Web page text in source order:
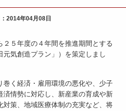
2014年04月08日
５年度の４年間を推進期間とする
気創造プラン」）を策定しまし
く経済・雇用環境の悪化や、少子
済情勢に対応し、新産業の育成や新
対策、地域医療体制の充実など、将